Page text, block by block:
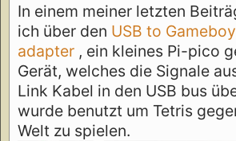
In einem meiner letzten
ich über den USB to
adapter , ein kleines Pi-pico
Gerät, welches die Signale
Link Kabel in den USB bus
wurde benutzt um Tetris
Welt zu spielen.